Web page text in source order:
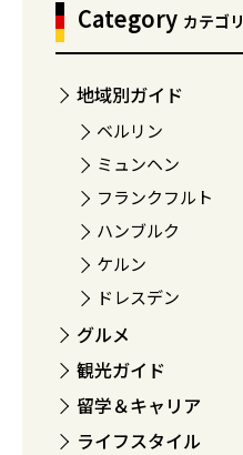
Category カテゴリ
地域別ガイド
ベルリン
ミュンヘン
フランクフルト
ハンブルク
ケルン
ドレスデン
グルメ
観光ガイド
留学＆キャリア
ライフスタイル